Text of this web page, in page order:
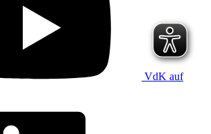
VdK auf